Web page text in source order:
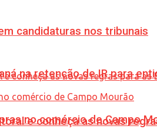
candidaturas nos tribunais
e conheça as novas
na retenção de IR para
no comércio de Campo